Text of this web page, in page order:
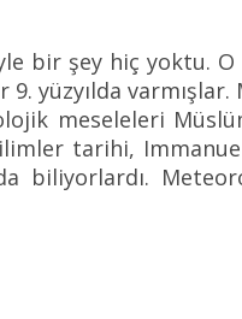
bir şey hiç yoktu.
yüzyılda
meseleleri
tarihi,
biliyorlardı.